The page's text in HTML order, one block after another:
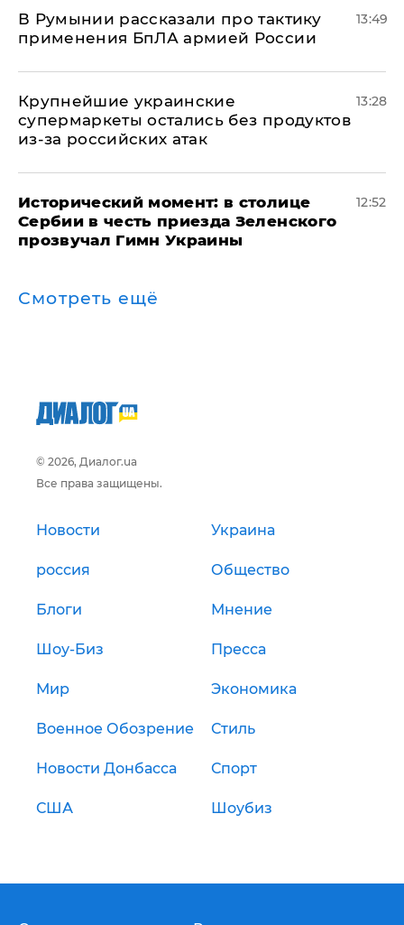
В Румынии рассказали про тактику
применения БпЛА армией России
13:49
Крупнейшие украинские
супермаркеты остались без продуктов
из-за российских атак
13:28
Исторический момент: в столице
Сербии в честь приезда Зеленского
прозвучал Гимн Украины
12:52
Смотреть ещё
© 2026, Диалог.ua
Все права защищены.
Новости Украина
россия Общество
Блоги Мнение
Шоу-Биз Пресса
Мир Экономика
Военное Обозрение Стиль
Новости Донбасса Спорт
США Шоубиз